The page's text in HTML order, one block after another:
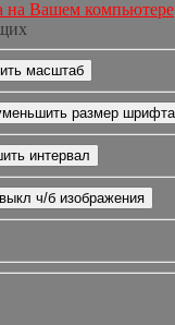
на Вашем компьютере